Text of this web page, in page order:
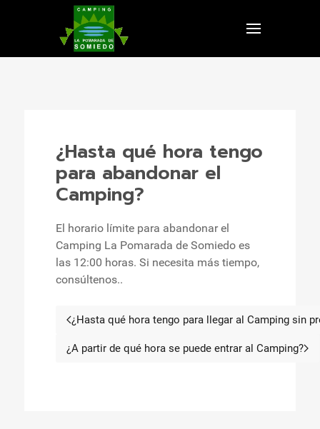
¿Hasta qué hora tengo
para abandonar el
Camping?
El horario límite para abandonar el
Camping La Pomarada de Somiedo es
las 12:00 horas. Si necesita más tiempo,
consúltenos..
Artículo anterior:
¿Hasta qué hora tengo para llegar al Camping sin
Artículo siguiente: ¿A partir
¿A partir de qué hora se puede entrar al Camping?